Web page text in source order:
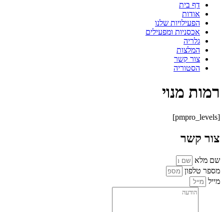
דף בית
אודות
הפעילויות שלנו
אכסניות ומפעילים
גלריה
המלצות
צור קשר
הסטוריה
רמות מנוי
[pmpro_levels]
צור קשר
שם מלא
מספר טלפון
מייל